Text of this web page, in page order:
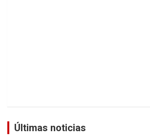
Últimas noticias